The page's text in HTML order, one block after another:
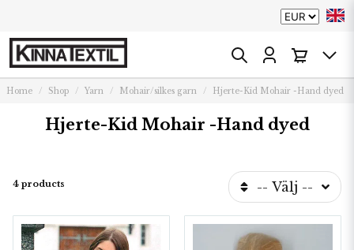
Home Shop Yarn Mohair/silkes garn Hjerte-Kid Mohair -Hand dyed
Hjerte-Kid Mohair -Hand dyed
4 products -- Välj --